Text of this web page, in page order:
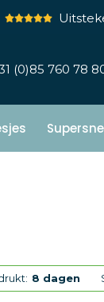
(0)85 760 78
8 dagen